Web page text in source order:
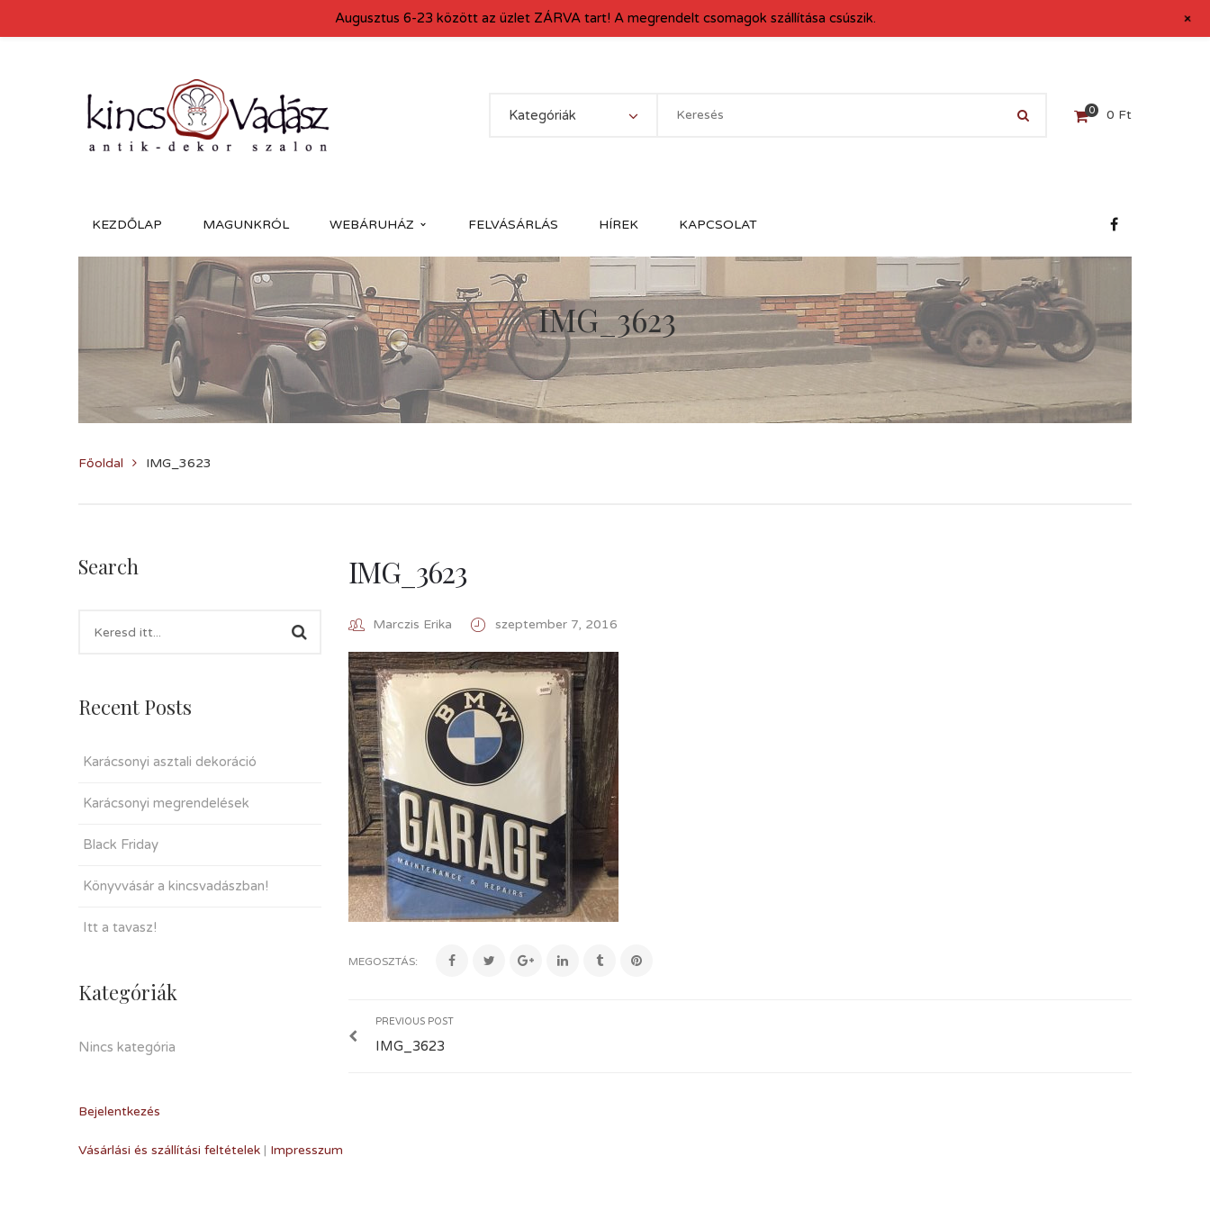
Kategóriák 0 0 Ft
KEZDŐLAP MAGUNKRÓL WEBÁRUHÁZ FELVÁSÁRLÁS HÍREK KAPCSOLAT
IMG_3623
Főoldal IMG_3623
Search
Recent Posts
Karácsonyi asztali dekoráció
Karácsonyi megrendelések
Black Friday
Könyvvásár a kincsvadászban!
Itt a tavasz!
Kategóriák
Nincs kategória
Bejelentkezés
IMG_3623
Marczis Erika szeptember 7, 2016
MEGOSZTÁS:
PREVIOUS POST
IMG_3623
Vásárlási és szállítási feltételek | Impresszum
Augusztus 6-23 között az üzlet ZÁRVA tart! A megrendelt csomagok szállítása csúszik. +